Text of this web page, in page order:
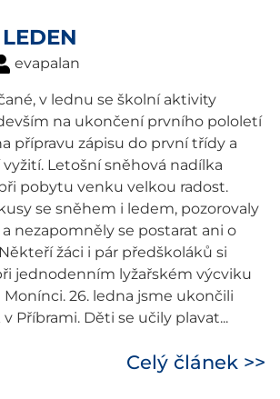
evapalan
v lednu se školní aktivity
na ukončení prvního pololetí
přípravu zápisu do první třídy a
Letošní sněhová nadílka
pobytu venku velkou radost.
se sněhem i ledem, pozorovaly
nezapomněly se postarat ani o
žáci i pár předškoláků si
jednodenním lyžařském výcviku
26. ledna jsme ukončili
Příbrami. Děti se učily plavat...
Celý článek >>